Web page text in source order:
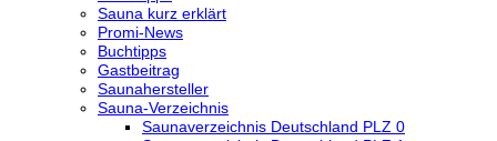
Sauna kurz erklärt
Promi-News
Buchtipps
Gastbeitrag
Saunahersteller
Sauna-Verzeichnis
Saunaverzeichnis Deutschland PLZ 0